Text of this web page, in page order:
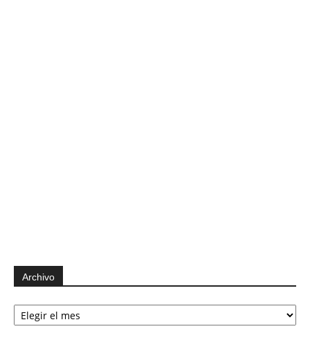
Archivo
Archivo